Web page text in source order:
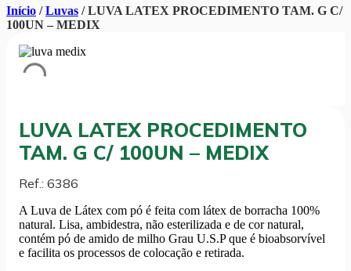
Início /Luvas / LUVA LATEX PROCEDIMENTO TAM. G C/
100UN – MEDIX
LUVA LATEX PROCEDIMENTO
TAM. G C/ 100UN – MEDIX
Ref.: 6386
A Luva de Látex com pó é feita com látex de borracha 100%
natural. Lisa, ambidestra, não esterilizada e de cor natural,
contém pó de amido de milho Grau U.S.P que é bioabsorvível
e facilita os processos de colocação e retirada.